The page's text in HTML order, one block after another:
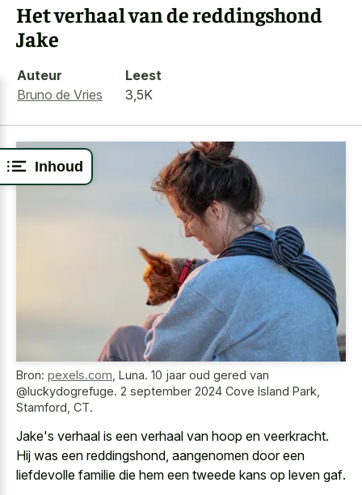
Inhoud
Het verhaal van de reddingshond
Jake
Auteur
Bruno de Vries
Leest
3,5K
Bron: pexels.com Luna. 10 jaar oud gered van
@luckydogrefuge. 2 september 2024 Cove Island Park,
Stamford, CT.
Jake's verhaal is een verhaal van hoop en veerkracht.
Hij was een reddingshond, aangenomen door een
liefdevolle familie die hem een tweede kans op leven gaf.